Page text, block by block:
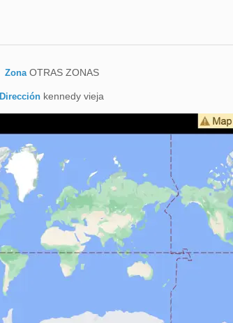
Zona OTRAS ZONAS
Dirección kennedy vieja